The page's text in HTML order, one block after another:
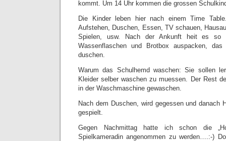
kommt. Um 14 Uhr kommen die grossen
Die Kinder leben hier nach einem Time
Aufstehen, Duschen, Essen, TV schauen,
Spielen, usw. Nach der Ankunft heit es so
Wassenflaschen und Brotbox auspacken,
duschen.
Warum das Schulhemd waschen: Sie sollen
Kleider selber waschen zu muessen. Der Rest
in der Waschmaschine gewaschen.
Nach dem Duschen, wird gegessen und danach
gespielt.
Gegen Nachmittag hatte ich schon die
Spielkameradin angenommen zu werden….:-)